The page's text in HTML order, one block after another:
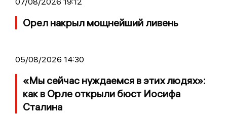
Орел накрыл мощнейший ливень
05/08/2026 14:30
«Мы сейчас нуждаемся в этих людях»:
как в Орле открыли бюст Иосифа
Сталина